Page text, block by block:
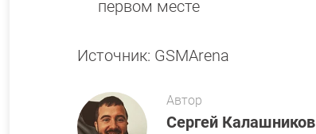
первом месте
Источник: GSMArena
Автор
Сергей Калашников